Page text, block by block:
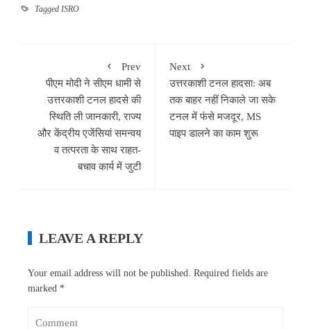
Tagged ISRO
Prev
पीएम मोदी ने सीएम धामी से
उत्तरकाशी टनल हादसे की
स्थिति ली जानकारी, राज्य
और केंद्रीय एजेंसियां समन्वय
व तत्परता के साथ राहत-
बचाव कार्य में जुटी
Next
उत्तरकाशी टनल हादसा: अब
तक बाहर नहीं निकाले जा सके
टनल में फंसे मजदूर, MS
पाइप डालने का काम शुरू
LEAVE A REPLY
Your email address will not be published.
Required fields are
marked *